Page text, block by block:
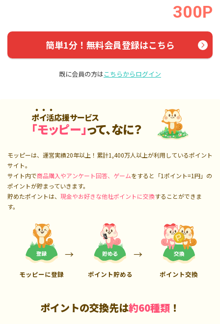
300P
簡単1分！無料会員登録はこちら
既に会員の方はこちらからログイン
ポイ活応援サービス
「モッピー」って、なに？
モッピーは、運営実績20年以上！累計1,400万人以上が利用しているポイント
サイト。
サイト内で商品購入やアンケート回答、ゲームをすると「1ポイント=1円」の
ポイントが貯まっていきます。
貯めたポイントは、 現金やお好きな他社ポイントに交換することができま
す。
モッピーに登録 ポイント貯める ポイント交換
ポイントの交換先は約60種類 ！